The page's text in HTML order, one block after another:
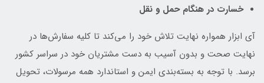
خسارت در هنگام حمل و نقل
آی ابزار همواره نهایت تلاش خود را می‏‌کند تا کلیه سفارش‏‌ها در
نهایت صحت و بدون آسیب به دست مشتریان خود در سراسر کشور
برسد. با توجه به بسته‌بندی ایمن و استاندارد همه مرسولات، تحویل